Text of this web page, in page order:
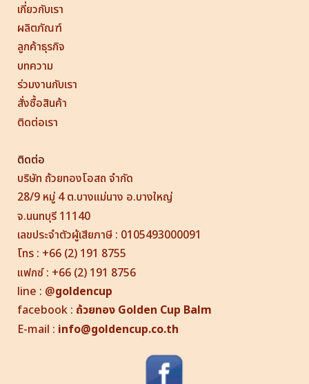
เกี่ยวกับเรา
ผลิตภัณฑ์
ลูกค้าธุรกิจ
บทความ
ร่วมงานกับเรา
สั่งซื้อสินค้า
ติดต่อเรา
ติดต่อ
บริษัท ถ้วยทองโอสถ จำกัด
28/9 หมู่ 4 ต.บางแม่นาง อ.บางใหญ่
จ.นนทบุรี 11140
เลขประจำตัวผู้เสียภาษี : 0105493000091
โทร : +66 (2) 191 8755
แฟกซ์ : +66 (2) 191 8756
line : @goldencup
facebook : ถ้วยทอง Golden Cup Balm
E-mail : info@goldencup.co.th